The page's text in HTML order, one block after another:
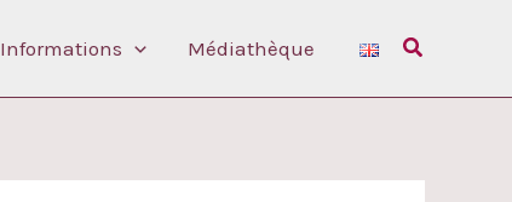
Informations Médiathèque Rechercher